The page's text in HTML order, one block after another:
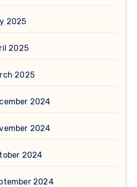
2025
2025
2025
2024
2024
2024
2024